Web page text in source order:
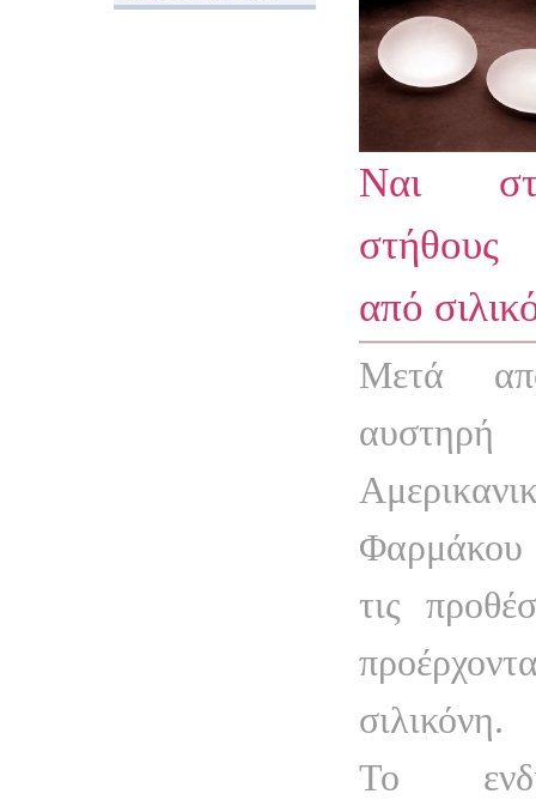
Ναι
στήθους
από
Μετά
αυστηρή
τις
σιλικόνη.
Το